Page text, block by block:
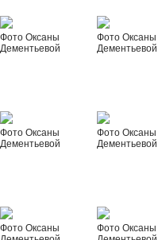
Фото Оксаны
Дементьевой
Фото Оксаны
Дементьевой
Фото Оксаны
Дементьевой
Фото Оксаны
Дементьевой
Фото Оксаны
Фото Оксаны